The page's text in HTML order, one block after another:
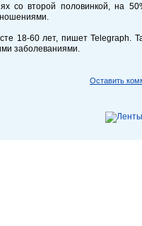
со второй половинкой, на
18-60 лет, пишет Telegraph.
заболеваниями.
Оставить